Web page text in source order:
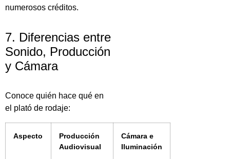
numerosos créditos.
7. Diferencias entre
Sonido, Producción
y Cámara
Conoce quién hace qué en
el plató de rodaje:
Aspecto
Producción
Audiovisual
Cámara e
Iluminación